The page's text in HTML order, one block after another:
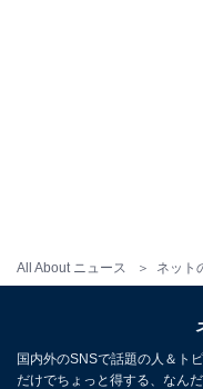
All About ニュース ネット
国内外のSNSで話題の人＆ト
だけでちょっと得する、なん